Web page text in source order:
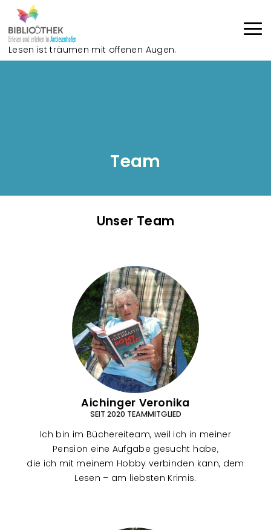
Lesen ist träumen mit offenen Augen.
Team
Unser Team
Aichinger Veronika
SEIT 2020 TEAMMITGLIED
Ich bin im Büchereiteam, weil ich in meiner
Pension eine Aufgabe gesucht habe,
die ich mit meinem Hobby verbinden kann, dem
Lesen – am liebsten Krimis.